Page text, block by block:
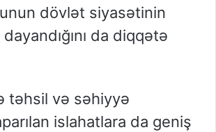
dövlət siyasətinin
da diqqətə
təhsil və səhiyyə
islahatlara da geniş